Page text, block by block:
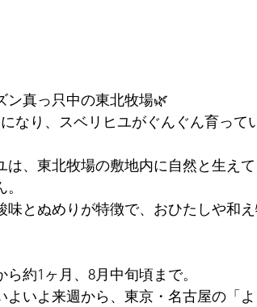
ン真っ只中の東北牧場🌿
なり、スベリヒユがぐんぐん育って
は、東北牧場の敷地内に自然と生え
味とぬめりが特徴で、おひたしや和
ら約1ヶ月、8月中旬頃まで。
よいよ来週から、東京・名古屋の「